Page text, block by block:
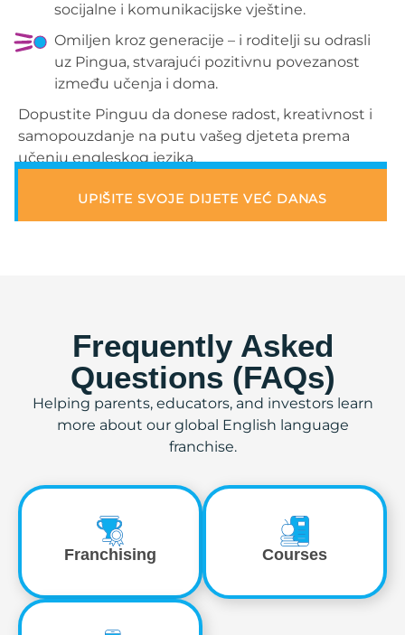
socijalne i komunikacijske vještine.
Omiljen kroz generacije – i roditelji su odrasli
uz Pingua, stvarajući pozitivnu povezanost
između učenja i doma.
Dopustite Pinguu da donese radost, kreativnost i
samopouzdanje na putu vašeg djeteta prema
učenju engleskog jezika.
UPIŠITE SVOJE DIJETE VEĆ DANAS
Frequently Asked
Questions (FAQs)
Helping parents, educators, and investors learn
more about our global English language
franchise.
Franchising Courses